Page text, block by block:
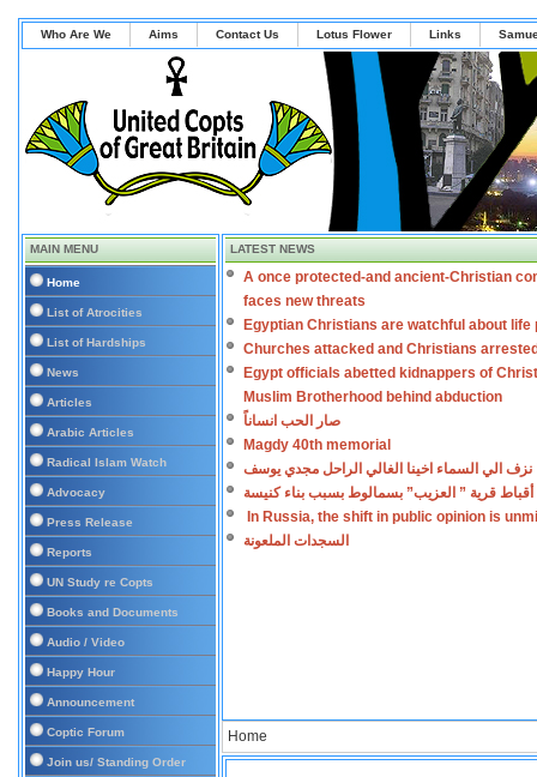
Who Are We Aims Contact Us Lotus Flower Links
MAIN MENU
Home
List of Atrocities
List of Hardships
News
Articles
Arabic Articles
Radical Islam Watch
Advocacy
Press Release
Reports
UN Study re Copts
Books and Documents
Audio / Video
Happy Hour
Announcement
Coptic Forum
Join us/ Standing Order
LATEST NEWS
A once protected-and ancient-Christian
faces new threats
Egyptian Christians are watchful about life
Churches attacked and Christians
Egypt officials abetted kidnappers of
Muslim Brotherhood behind abduction
صار الحب انساناً
Magdy 40th memorial
نزف الي السماء اخينا الغالي الراحل مجدي يوسف
أقباط قرية ” العزيب” بسمالوط بسبب بناء كنيسة
In Russia, the shift in public opinion is
السجدات الملعونة
Home